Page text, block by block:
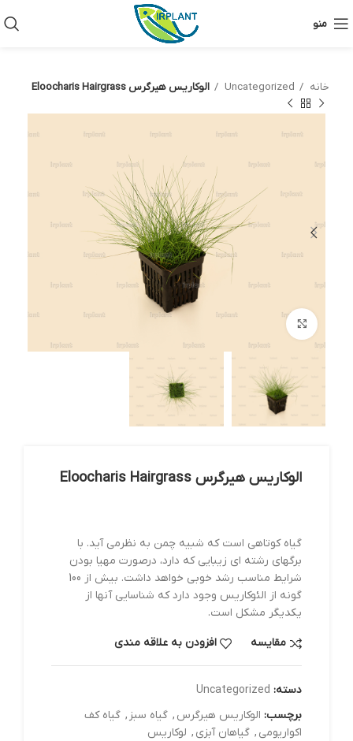
منو
خانه Uncategorized الوکاریس هیرگرس Eloocharis Hairgrass
الوکاریس هیرگرس Eloocharis Hairgrass
گیاه کوتاهی است که شبیه چمن به نظرمی آید. با
برگهای رشته ای زیبایی که دارد، درصورت مهیا بودن
شرایط مناسب رشد خوبی خواهد داشت. بیش از 100
گونه از الئوکاریس وجود دارد که شناسایی آنها از
یکدیگر مشکل است.
مقایسه افزودن به علاقه مندی
دسته: Uncategorized
برچسب: الوکاریس هیرگرس , گیاه سبز , گیاه کف
اکواریومی , گیاهان آبزی , لوکاریس